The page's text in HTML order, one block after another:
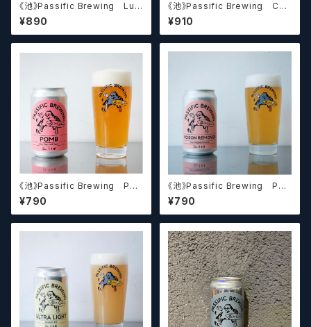
《池》Passific Brewing Luc
ky Number #100 パシフィッ
ク ラッキーナンバー #100
【クラフトビール】
¥890
《池》Passific Brewing Cha
ko パシフィック チャコ 【ク
ラフトビール】
¥910
《池》Passific Brewing Po
mb パシフィック 【クラフトビ
ール】
¥790
《池》Passific Brewing Poi
son Remover パシフィック
ポイズンリムーバー 【クラフト
ビール】
¥790